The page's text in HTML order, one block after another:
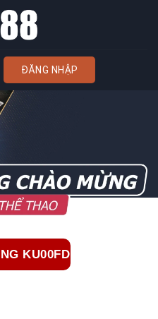
ĐĂNG NHẬP
KU00FD